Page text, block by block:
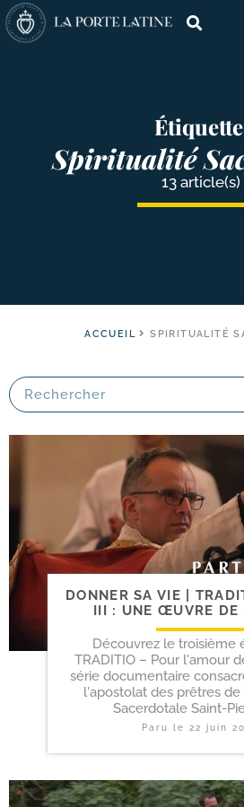
Étiquette
Spiritualité
13 article(s)
ACCUEIL SPIRITUALITÉ
DONNER SA VIE |
III : UNE ŒUVRE DE
Découvrez le troisième
TRADITIO – Pour l'amour
série documentaire
l'apostolat des prêtres de
Sacerdotale Saint-
Paru le22 juin